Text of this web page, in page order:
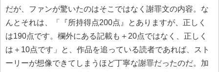
だが、ファンが驚いたのはそこではなく謝罪文の内容。な
んとそれは、「『所持得点200点』とありますが、正しく
は190点です。欄外にある記載も＋20点ではなく、正しく
は＋10点です」と、作品を追っている読者であれば、スト
ーリーが想像できてしまうほど丁寧な謝罪だったのだ。加